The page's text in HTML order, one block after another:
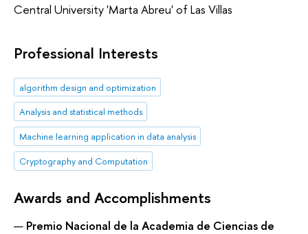
Central University 'Marta Abreu' of Las Villas
Professional Interests
algorithm design and optimization
Analysis and statistical methods
Machine learning application in data analysis
Cryptography and Computation
Awards and Accomplishments
Premio Nacional de la Academia de Ciencias de